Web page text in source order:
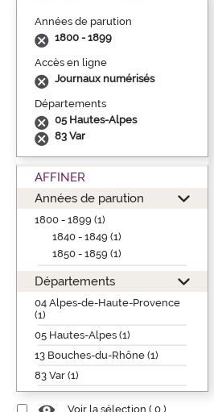
Années de parution
1800 - 1899
Accès en ligne
Journaux numérisés
Départements
05 Hautes-Alpes
83 Var
AFFINER
Années de parution
1800 - 1899 (1)
1840 - 1849 (1)
1850 - 1859 (1)
Départements
04 Alpes-de-Haute-Provence
(1)
05 Hautes-Alpes (1)
13 Bouches-du-Rhône (1)
83 Var (1)
Voir la sélection ( 0 )